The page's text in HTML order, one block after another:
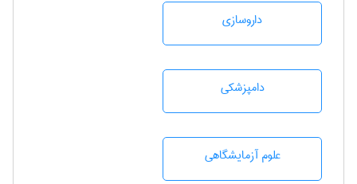
داروسازی
دامپزشكی
علوم آزمايشگاهی